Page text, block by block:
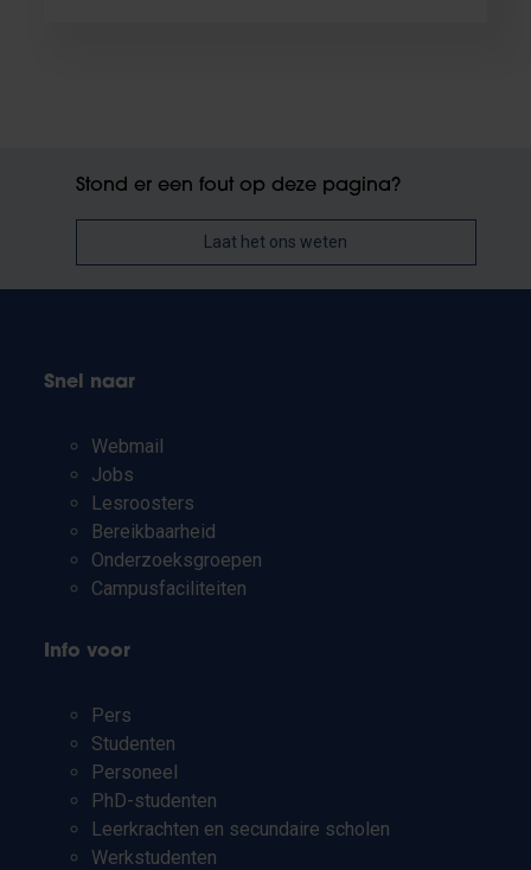
Stond er een fout op deze pagina?
Laat het ons weten
Snel naar
Webmail
Jobs
Lesroosters
Bereikbaarheid
Onderzoeksgroepen
Campusfaciliteiten
Info voor
Pers
Studenten
Personeel
PhD-studenten
Leerkrachten en secundaire scholen
Werkstudenten